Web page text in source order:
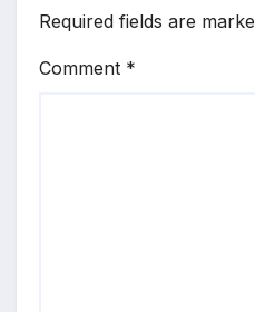
Required fields are
Comment *